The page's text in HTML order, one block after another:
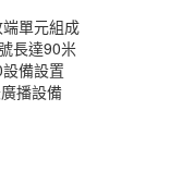
單元組成
長達90米
備設置
播設備